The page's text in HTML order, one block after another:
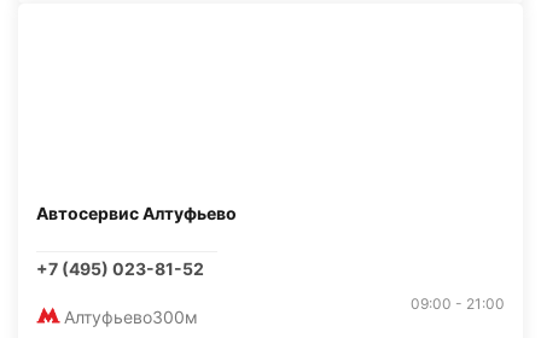
Автосервис Алтуфьево
+7 (495) 023-81-52
Алтуфьево300м
09:00 - 21:00